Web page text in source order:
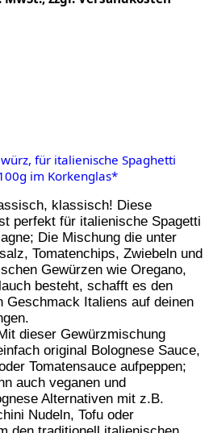
für italienische Spaghetti
im Korkenglas*
klassisch! Diese
perfekt für italienische Spagetti
Die Mischung die unter
Tomatenchips, Zwiebeln und
Gewürzen wie Oregano,
besteht, schafft es den
Geschmack Italiens auf deinen
dieser Gewürzmischung
original Bolognese Sauce,
Tomatensauce aufpeppen;
auch veganen und
Alternativen mit z.B.
Nudeln, Tofu oder